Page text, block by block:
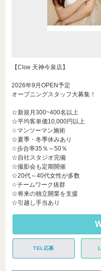
【Cloe 天神今泉店】
2026年9月OPEN予定
オープニングスタッフ大募集！
☆新規月300~400名以上
☆平均客単価10,000円以上
☆マンツーマン施術
☆夏季・冬季休みあり
☆歩合率35％～50％
☆自社スタジオ完備
☆撮影会も定期開催
☆20代～40代女性が多数
☆チームワーク抜群
☆将来の独立開業を支援
☆引越し手当あり
TEL応募